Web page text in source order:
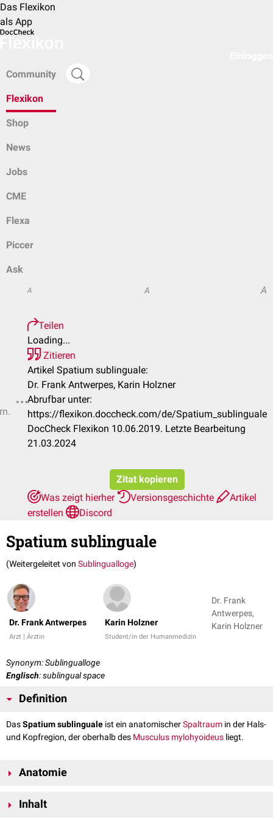
Das Flexikon
als App
Community
Flexikon
Shop
News
Jobs
CME
Flexa
Piccer
Ask
A A A
Teilen
Loading...
Zitieren
Artikel Spatium sublinguale:
Dr. Frank Antwerpes, Karin Holzner
Abrufbar unter:
https://flexikon.doccheck.com/de/Spatium_sublinguale
DocCheck Flexikon 10.06.2019. Letzte Bearbeitung
21.03.2024
Zitat kopieren
Was zeigt hierher
Versionsgeschichte
Artikel
erstellen
Discord
Spatium sublinguale
(Weitergeleitet von Sublingualloge)
Dr. Frank Antwerpes
Arzt | Ärztin
Karin Holzner
Student/in der Humanmedizin
Dr. Frank
Antwerpes,
Karin Holzner
Synonym: Sublingualloge
Englisch: sublingual space
Definition
DasSpatium sublinguale ist ein anatomischerSpaltraum in der Hals-
und Kopfregion, der oberhalb des Musculus mylohyoideus liegt.
Anatomie
begrenzt:
Inhalt